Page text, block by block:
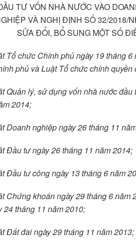
TƯ VỐN NHÀ NƯỚC VÀO
VÀ NGHỊ ĐỊNH SỐ 32/2018/
SỬA ĐỔI, BỔ SUNG MỘT SỐ
Tổ chức Chính phủ ngày 19 tháng
phủ và Luật Tổ chức chính
Quản lý, sử dụng vốn nhà nước
2014;
Doanh nghiệp ngày 26 tháng 11
Đầu tư ngày 26 tháng 11 năm 2014;
Đầu tư công ngày 13 tháng 6 năm
Chứng khoán ngày 29 tháng 6
24 tháng 11 năm 2010;
Đất đai ngày 29 tháng 11 năm 2013;